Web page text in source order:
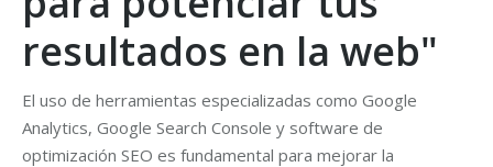
resultados en la web"
El uso de herramientas especializadas como Google
Analytics, Google Search Console y software de
optimización SEO es fundamental para mejorar la